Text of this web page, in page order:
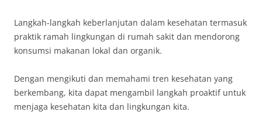
Langkah-langkah keberlanjutan dalam kesehatan termasuk
praktik ramah lingkungan di rumah sakit dan mendorong
konsumsi makanan lokal dan organik.
Dengan mengikuti dan memahami tren kesehatan yang
berkembang, kita dapat mengambil langkah proaktif untuk
menjaga kesehatan kita dan lingkungan kita.